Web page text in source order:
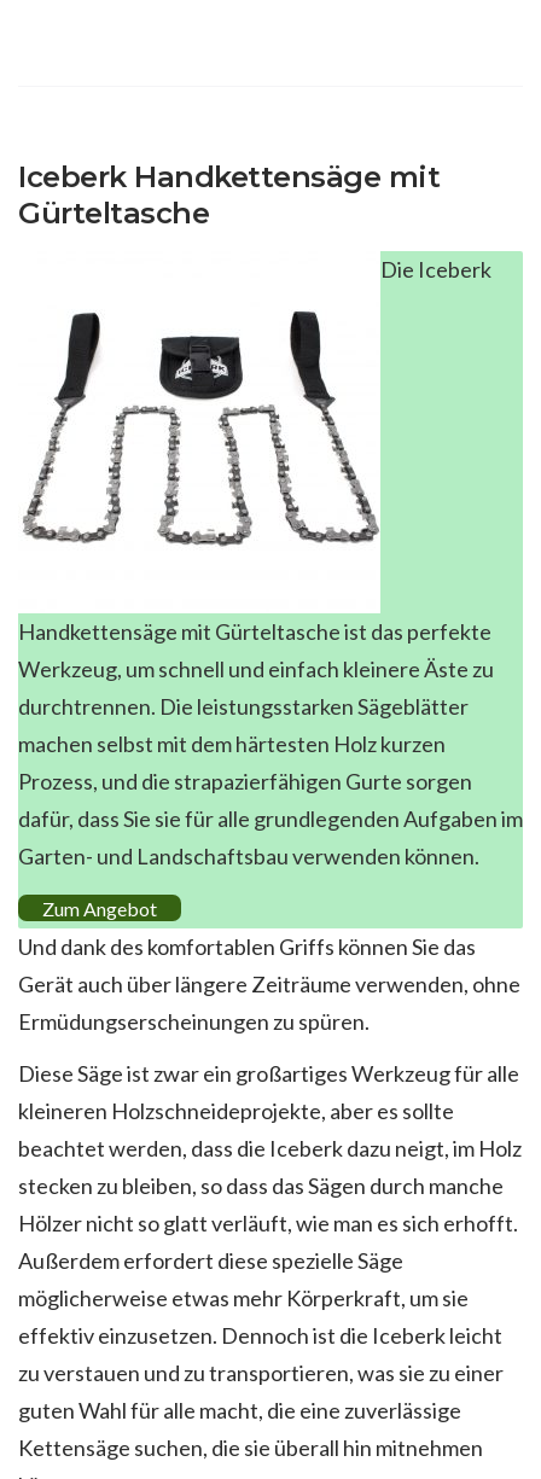
Iceberk Handkettensäge mit
Gürteltasche
Die Iceberk
Handkettensäge mit Gürteltasche ist das perfekte
Werkzeug, um schnell und einfach kleinere Äste zu
durchtrennen. Die leistungsstarken Sägeblätter
machen selbst mit dem härtesten Holz kurzen
Prozess, und die strapazierfähigen Gurte sorgen
dafür, dass Sie sie für alle grundlegenden Aufgaben im
Garten- und Landschaftsbau verwenden können.
Zum Angebot
Und dank des komfortablen Griffs können Sie das
Gerät auch über längere Zeiträume verwenden, ohne
Ermüdungserscheinungen zu spüren.
Diese Säge ist zwar ein großartiges Werkzeug für alle
kleineren Holzschneideprojekte, aber es sollte
beachtet werden, dass die Iceberk dazu neigt, im Holz
stecken zu bleiben, so dass das Sägen durch manche
Hölzer nicht so glatt verläuft, wie man es sich erhofft.
Außerdem erfordert diese spezielle Säge
möglicherweise etwas mehr Körperkraft, um sie
effektiv einzusetzen. Dennoch ist die Iceberk leicht
zu verstauen und zu transportieren, was sie zu einer
guten Wahl für alle macht, die eine zuverlässige
Kettensäge suchen, die sie überall hin mitnehmen